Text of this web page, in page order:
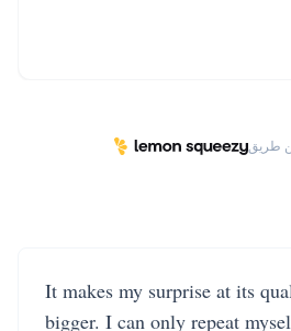
طريق
It makes my surprise at its
bigger. I can only repeat